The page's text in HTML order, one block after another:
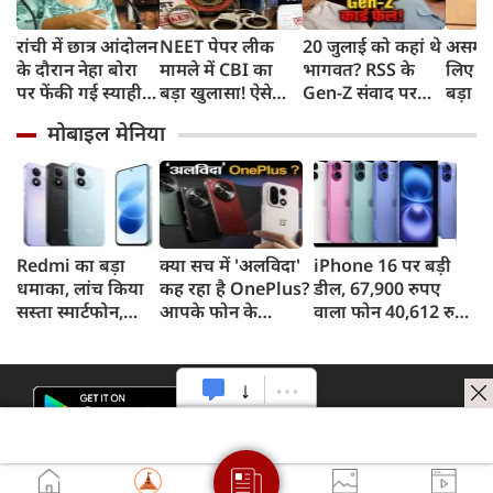
रांची में छात्र आंदोलन
के दौरान नेहा बोरा
पर फेंकी गई स्याही,
पेलेट से नहीं डरे, इससे
भी नहीं डरेंगे
NEET पेपर लीक
मामले में CBI का
बड़ा खुलासा! ऐसे
हैरान करने वाला
तरीका आया सामने
20 जुलाई को कहां थे
भागवत? RSS के
Gen-Z संवाद पर
हमला, बोले- अब
बहुत देर हो गई!
असम
लिए
बड़ा
रुपए
मोबाइल मेनिया
Redmi का बड़ा
धमाका, लांच किया
सस्ता स्मार्टफोन,
क्या सच में 'अलविदा'
कह रहा है OnePlus?
आपके फोन के
iPhone 16 पर बड़ी
डील, 67,900 रुपए
वाला फोन 40,612 रुपए